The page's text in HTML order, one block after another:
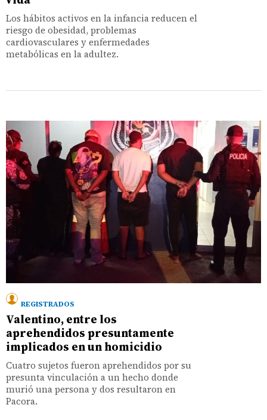
Los hábitos activos en la infancia reducen el
riesgo de obesidad, problemas
cardiovasculares y enfermedades
metabólicas en la adultez.
REGISTRADOS
Valentino, entre los
aprehendidos presuntamente
implicados en un homicidio
Cuatro sujetos fueron aprehendidos por su
presunta vinculación a un hecho donde
murió una persona y dos resultaron en
Pacora.